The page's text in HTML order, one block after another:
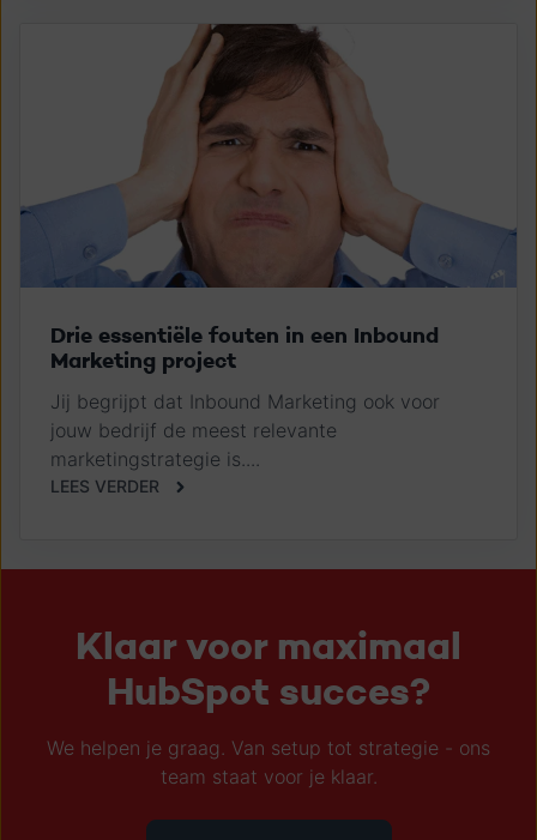
Drie essentiële fouten in een Inbound
Marketing project
Jij begrijpt dat Inbound Marketing ook voor
jouw bedrijf de meest relevante
marketingstrategie is....
LEES VERDER
Klaar voor maximaal
HubSpot succes?
We helpen je graag. Van setup tot strategie - ons
team staat voor je klaar.